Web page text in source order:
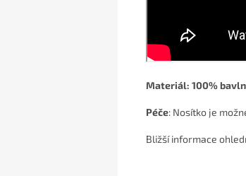
Materiál: 100%
Péče: Nosítko je
Bližší informace